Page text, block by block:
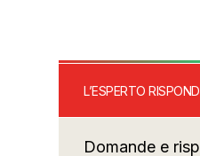
L’ESPERTO
Domande e